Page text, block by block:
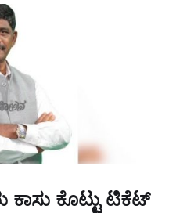
ಕೊಟ್ಟು ಟಿಕೆಟ್‌